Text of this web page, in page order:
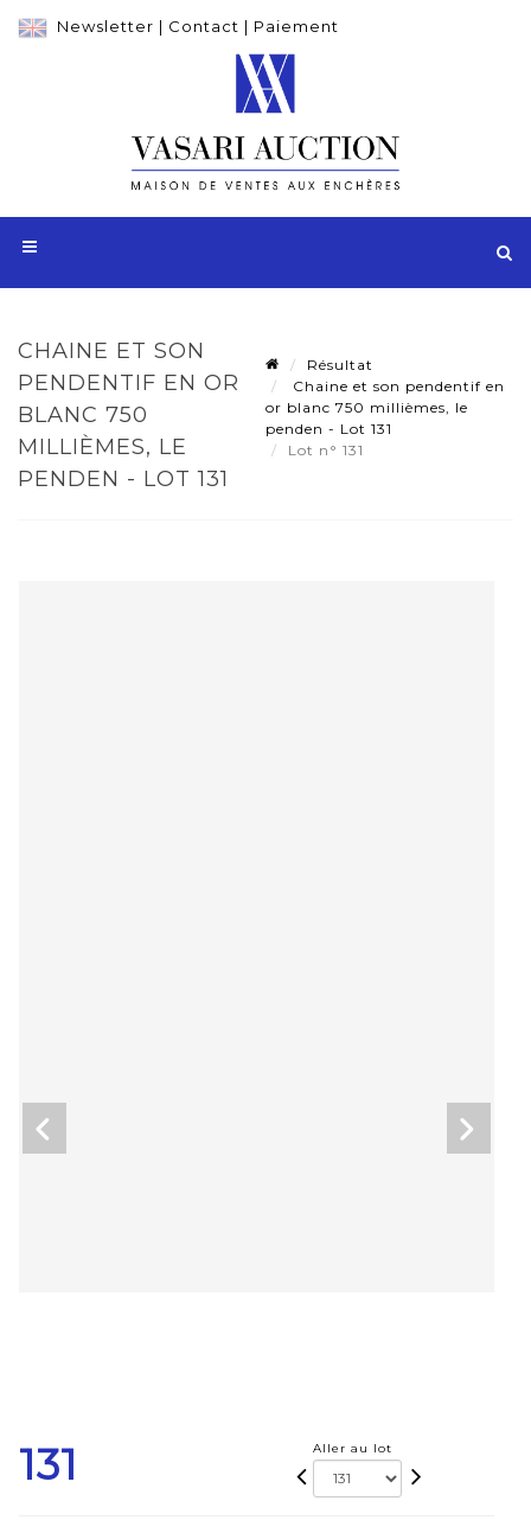
Newsletter | Contact | Paiement
CHAINE ET SON
PENDENTIF EN OR
BLANC 750
MILLIÈMES, LE
PENDEN - LOT 131
Résultat
Chaine et son pendentif en
or blanc 750 millièmes, le
penden - Lot 131
Lot n° 131
131 Aller au lot